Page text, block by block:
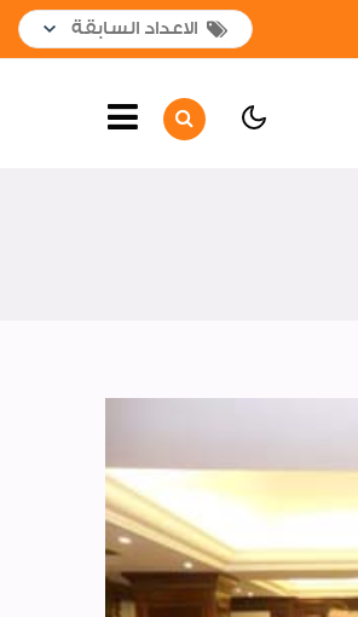
جوالات وزيارات
أخبار متنوعة
ريبورتاج إدارة طرق وجه قبلى
دعوة